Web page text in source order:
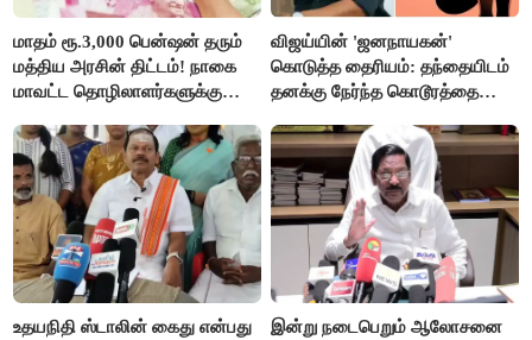
மாதம் ரூ.3,000 பென்ஷன் தரும்
மத்திய அரசின் திட்டம்! நாகை
மாவட்ட தொழிலாளர்களுக்கு
செய்தி!
விஜய்யின் 'ஜனநாயகன்'
கொடுத்த தைரியம்: தந்தையிடம்
தனக்கு நேர்ந்த கொடூரத்தை
உதயநிதி ஸ்டாலின் கைது என்பது
இன்று நடைபெறும் ஆலோசனை